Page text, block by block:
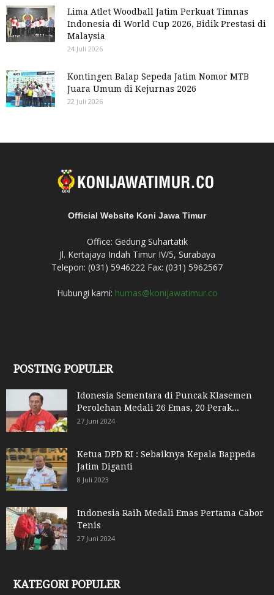
Lima Atlet Woodball Jatim Perkuat Timnas
Indonesia di World Cup 2026, Bidik Prestasi di
Malaysia
24 Juli 2026
Kontingen Balap Sepeda Jatim Nomor MTB
Juara Umum di Kejurnas 2026
22 Juli 2026
Official Website Koni Jawa Timur
Office: Gedung Suhartatik
Jl. Kertajaya Indah Timur IV/5, Surabaya
Telepon: (031) 5946222 Fax: (031) 5962567
Hubungi kami: humas@konijawatimur.co
POSTING POPULER
Idonesia Sementara di Puncak Klasemen
Perolehan Medali 26 Emas, 20 Perak...
27 Juni 2024
Ketua DPD RI : Sebaiknya Kepala Bappeda
Jatim Diganti
8 Juli 2023
Indonesia Raih Medali Emas Pertama Cabor
Tenis
27 Juni 2024
KATEGORI POPULER